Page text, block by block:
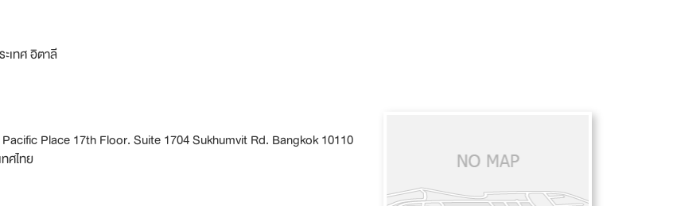
เทศ อิตาลี
Place 17th Floor. Suite 1704 Sukhumvit Rd. Bangkok 10110
ศไทย